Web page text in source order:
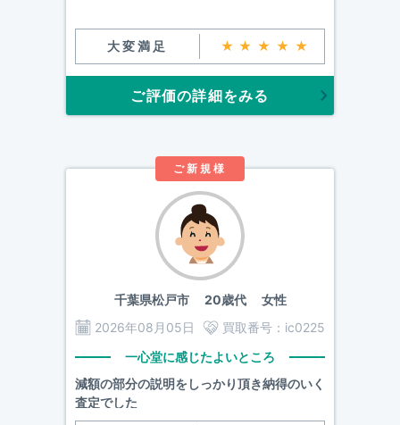
大変満足 ★★★★★
ご評価の詳細をみる
ご新規様
千葉県松戸市20歳代 女性
2026年08月05日
買取番号： ic0225
一心堂に感じたよいところ
減額の部分の説明をしっかり頂き納得のいく
査定でした